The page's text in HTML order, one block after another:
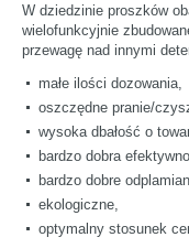
W dziedzinie proszków
wielofunkcyjnie
przewagę nad innymi
małe ilości dozowania,
oszczędne pranie/
wysoka dbałość o
bardzo dobra
bardzo dobre
ekologiczne,
optymalny stosunek